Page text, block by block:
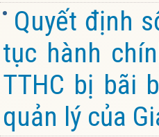
Quyết định
tục hành
TTHC bị bãi
quản lý của